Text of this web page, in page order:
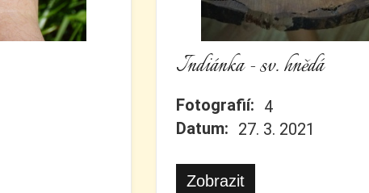
Indiánka - sv. hnědá
Fotografií: 4
Datum: 27. 3. 2021
Zobrazit